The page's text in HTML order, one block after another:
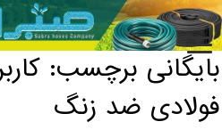
خانه / بایگانی برچسب: کاربرد
بایگانی برچسب:
فولادی ضد زنگ